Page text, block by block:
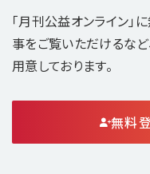
「月刊公益オンライン」
事をご覧いただけるな
用意しております。
無料